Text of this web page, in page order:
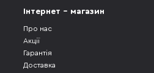
Інтернет - магазин
Про нас
Акції
Гарантія
Доставка